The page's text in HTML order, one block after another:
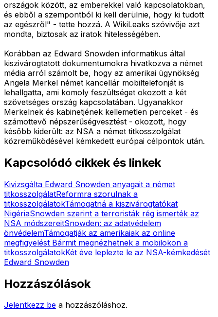
országok között, az emberekkel való kapcsolatokban,
és ebből a szempontból ki kell derülnie, hogy ki tudott
az egészről" - tette hozzá. A WikiLeaks szóvivője azt
mondta, biztosak az iratok hitelességében.
Korábban az Edward Snowden informatikus által
kiszivárogtatott dokumentumokra hivatkozva a német
média arról számolt be, hogy az amerikai ügynökség
Angela Merkel német kancellár mobiltelefonját is
lehallgatta, ami komoly feszültséget okozott a két
szövetséges ország kapcsolatában. Ugyanakkor
Merkelnek és kabinetjének kellemetlen perceket - és
számottevő népszerűségvesztést - okozott, hogy
később kiderült: az NSA a német titkosszolgálat
közreműködésével kémkedett európai célpontok után.
Kapcsolódó cikkek és linkek
Kivizsgálta Edward Snowden anyagait a német
titkosszolgálatReformra szorulnak a
titkosszolgálatokTámogatná a kiszivárogtatókat
NigériaSnowden szerint a terroristák rég ismerték az
NSA módszereitSnowden: az adatvédelem
önvédelemTámogatják az amerikaiak az online
megfigyelést Bármit megnézhetnek a mobilokon a
titkosszolgálatokKét éve leplezte le az NSA-kémkedését
Edward Snowden
Hozzászólások
Jelentkezz be a hozzászóláshoz.